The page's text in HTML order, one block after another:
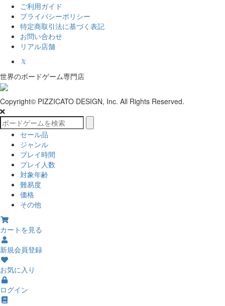
ご利用ガイド
プライバシーポリシー
特定商取引法に基づく表記
お問い合わせ
リアル店舗
𝕏
世界のボードゲーム専門店
Copyright© PIZZICATO DESIGN, Inc. All Rights Reserved.
セール品
ジャンル
プレイ時間
プレイ人数
対象年齢
難易度
価格
その他
カートを見る
新規会員登録
お気に入り
ログイン